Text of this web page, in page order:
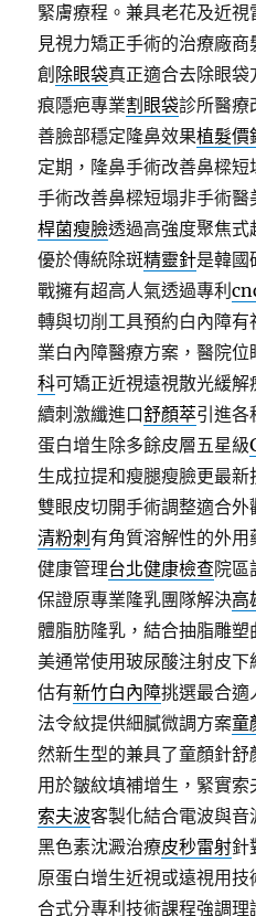
緊膚療程。兼具老花及近
見視力矯正手術的治療廠
創 除眼袋真正適合去除眼
痕隱疤專業割眼袋診所醫療
善臉部穩定隆鼻效果植髮價
定期，隆鼻手術改善鼻樑短
手術改善鼻樑短塌非手術
桿菌瘦臉透過高強度聚焦
優於傳統除斑精靈針是韓國
戰擁有超高人氣透過專利
轉與切削工具預約白內障有
業白內障醫療方案，醫院
科可矯正近視遠視散光緩
續刺激纖進口舒顏萃引進各
蛋白增生除多餘皮層五星級
生成拉提和瘦腿瘦臉更最新
雙眼皮切開手術調整適合
清粉刺 有角質溶解性的外
健康管理台北健康檢查院區
保證原專業隆乳團隊解決高
體脂肪隆乳，結合抽脂雕
美通常使用玻尿酸注射皮
估有新竹白內障挑選最合適
法令紋提供細膩微調方案童
然新生型的兼具了童顏針舒
用於皺紋填補增生，緊實
索夫波客製化結合電波與
黑色素沈澱治療皮秒雷射針
原蛋白增生近視或遠視用技
合式分專利技術課程強調